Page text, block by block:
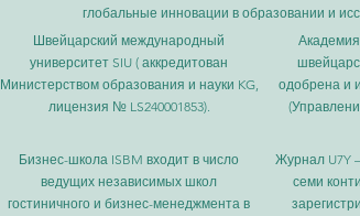
глобальные инновации в образовании и
Швейцарский международный
университет SIU ( аккредитован
Министерством образования и науки KG,
лицензия № LS240001853).
одобрена и
Бизнес-школа ISBM входит в число
ведущих независимых школ
гостиничного и бизнес-менеджмента в
Журнал U7Y
семи